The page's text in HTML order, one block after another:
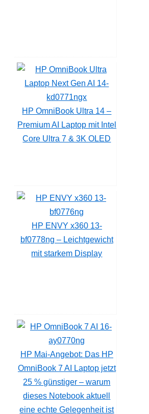
HP OmniBook Ultra 14 –
Premium AI Laptop mit Intel
Core Ultra 7 & 3K OLED
HP ENVY x360 13-
bf0778ng – Leichtgewicht
mit starkem Display
HP Mai-Angebot: Das HP
OmniBook 7 AI Laptop jetzt
25 % günstiger – warum
dieses Notebook aktuell
eine echte Gelegenheit ist